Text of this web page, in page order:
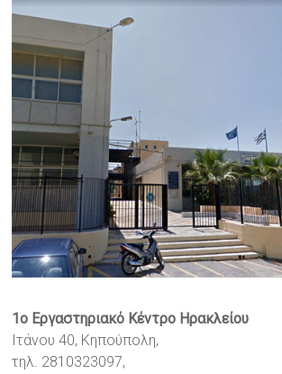
1ο Εργαστηριακό Κέντρο Ηρακλείου
Ιτάνου 40, Κηπούπολη,
τηλ. 2810323097,